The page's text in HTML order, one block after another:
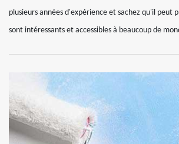
plusieurs années d'expérience et sachez qu'il peut
sont intéressants et accessibles à beaucoup de